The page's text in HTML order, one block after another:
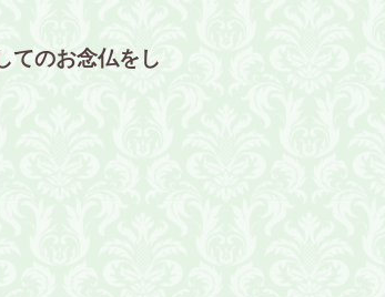
てのお念仏をし